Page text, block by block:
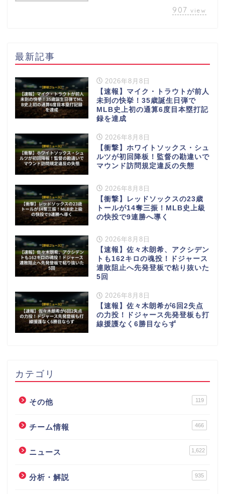
907 view
最新記事
2026年8月8日
【速報】マイク・トラウトが前人
未到の快挙！35歳誕生日弾で
MLB史上初の通算6度目本塁打記
録を達成
2026年8月8日
【衝撃】ホワイトソックス・シュ
ルツが初回降板！監督の勘違いで
マウンド訪問規定違反の失態
2026年8月8日
【衝撃】レッドソックスの23歳
トールが14奪三振！MLB史上級
の快投で9連勝へ導く
2026年8月8日
【速報】佐々木朗希、アクシデン
トも162キロの魂投！ドジャース
連敗阻止へ先発登板で粘り抜いた
5回
2026年8月8日
【速報】佐々木朗希が6回2失点
の力投！ドジャース先発登板も打
線援護なく6勝目ならず
カテゴリ
その他 119
チーム情報 466
ニュース 1,622
分析・解説 935